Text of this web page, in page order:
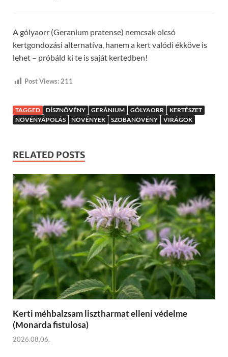
A gólyaorr (Geranium pratense) nemcsak olcsó
kertgondozási alternatíva, hanem a kert valódi ékköve is
lehet – próbáld ki te is saját kertedben!
Post Views: 211
TAGGED DÍSZNÖVÉNY GERÁNIUM GÓLYAORR
KERTÉSZET
NÖVÉNYÁPOLÁS
NÖVÉNYEK SZOBANÖVÉNY VIRÁGOK
RELATED POSTS
Kerti méhbalzsam lisztharmat elleni védelme
(Monarda fistulosa)
2026.08.06.